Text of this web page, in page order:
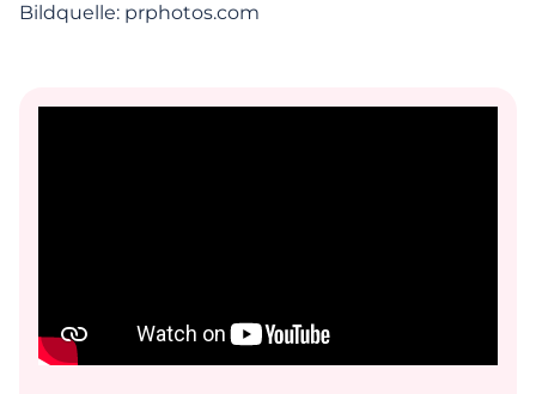
Bildquelle: prphotos.com